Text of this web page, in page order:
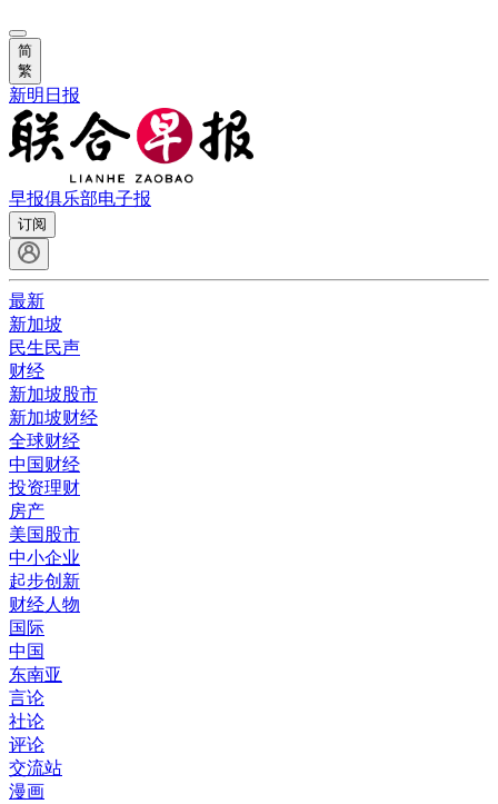
简
繁
新明日报
早报俱乐部电子报
订阅
最新
新加坡
民生民声
财经
新加坡股市
新加坡财经
全球财经
中国财经
投资理财
房产
美国股市
中小企业
起步创新
财经人物
国际
中国
东南亚
言论
社论
评论
交流站
漫画